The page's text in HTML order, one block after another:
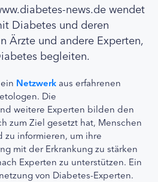
news.de wendet
Diabetes und deren
Ärzte und andere Experten,
begleiten.
Netzwerk aus erfahrenen
Die
weitere Experten bilden den
zum Ziel gesetzt hat, Menschen
zu informieren, um ihre
mit der Erkrankung zu stärken
Experten zu unterstützen. Ein
von Diabetes-Experten.